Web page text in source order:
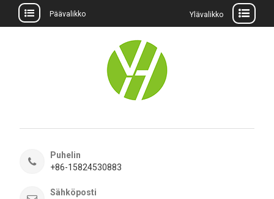
Päävalikko Ylävalikko
Puhelin
+86-15824530883
Sähköposti